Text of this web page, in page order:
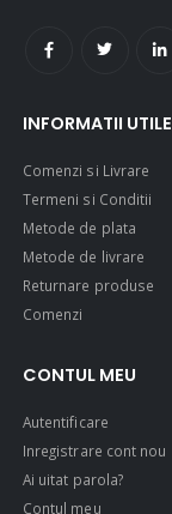
INFORMATII UTILE
Comenzi si Livrare
Termeni si Conditii
Metode de plata
Metode de livrare
Returnare produse
Comenzi
CONTUL MEU
Autentificare
Inregistrare cont nou
Ai uitat parola?
Contul meu